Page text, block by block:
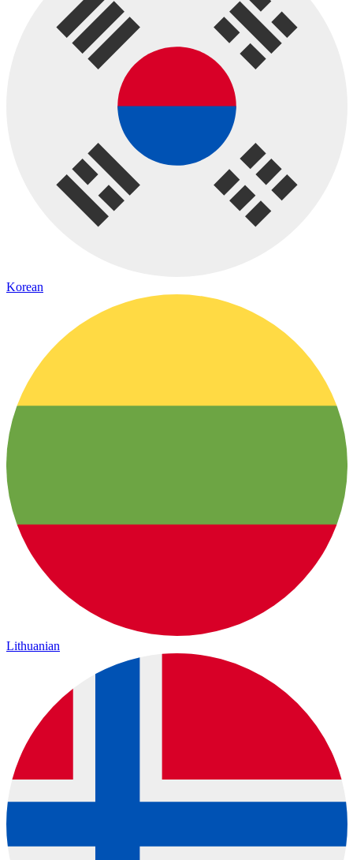
Korean
Lithuanian